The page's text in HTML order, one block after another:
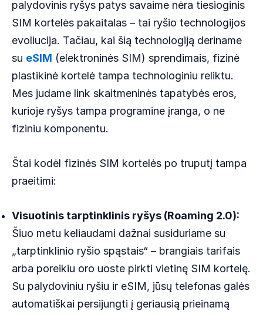
palydovinis ryšys patys savaime nėra tiesioginis
SIM kortelės pakaitalas – tai ryšio technologijos
evoliucija. Tačiau, kai šią technologiją deriname
su eSIM (elektroninės SIM) sprendimais, fizinė
plastikinė kortelė tampa technologiniu reliktu.
Mes judame link skaitmeninės tapatybės eros,
kurioje ryšys tampa programine įranga, o ne
fiziniu komponentu.
Štai kodėl fizinės SIM kortelės po truputį tampa
praeitimi:
Visuotinis tarptinklinis ryšys (Roaming 2.0):
Šiuo metu keliaudami dažnai susiduriame su
„tarptinklinio ryšio spąstais“ – brangiais tarifais
arba poreikiu oro uoste pirkti vietinę SIM kortelę.
Su palydoviniu ryšiu ir eSIM, jūsų telefonas galės
automatiškai persijungti į geriausią prieinamą